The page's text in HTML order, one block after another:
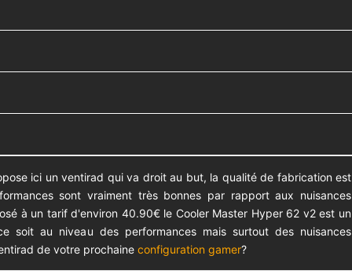
ici un ventirad qui va droit au but, la qualité de fabrication est
sont vraiment très bonnes par rapport aux nuisances
à un tarif d'environ 40.90€ le Cooler Master Hyper 62 v2 est un
soit au niveau des performances mais surtout des nuisances
de votre prochaine configuration gamer?